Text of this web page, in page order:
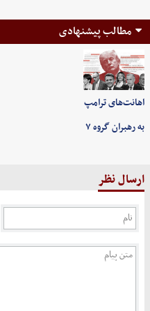
مطالب پیشنهادی
اهانت‌های ترامپ
به رهبران گروه ۷
ارسال نظر